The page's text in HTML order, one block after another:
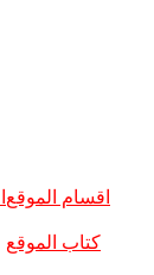
اقسام الموقع
كتاب الموقع